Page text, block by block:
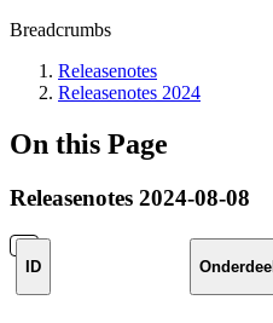
Breadcrumbs
Releasenotes
Releasenotes 2024
On this Page
Releasenotes 2024-08-08
ID Onderdeel